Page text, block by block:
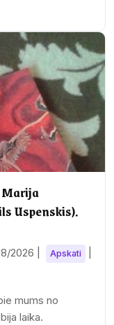
Uspenskis).
2026 Apskati
mums no
laika.